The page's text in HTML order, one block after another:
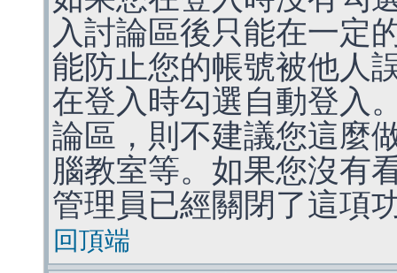
入討論區後只能在一定
能防止您的帳號被他人
在登入時勾選自動登入
論區，則不建議您這麼
腦教室等。如果您沒有
管理員已經關閉了這項
回頂端